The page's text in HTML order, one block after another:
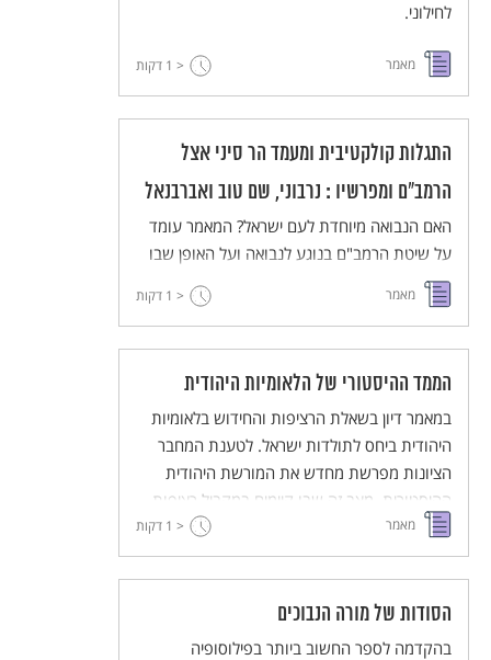
לחילוני.
מאמר < 1 דקות
התגלות קולקטיבית ומעמד הר סיני אצל
הרמב"ם ומפרשיו : נרבוני, שם טוב ואברבנאל
האם הנבואה מיוחדת לעם ישראל? המאמר עומד
על שיטת הרמב"ם בנוגע לנבואה ועל האופן שבו
הוא מסביר את מעמד הר סיני לאור שיטתו זו.
בהמשך מובאים דברי פרשי הרמב"ם המציגים
מאמר < 1 דקות
הממד ההיסטורי של הלאומיות היהודית
במאמר דיון בשאלת הרציפות והחידוש בלאומיות
היהודית ביחס לתולדות ישראל. לטענת המחבר
הציונות מפרשת מחדש את המורשת היהודית
ההיסטורית. מצב זה שבו קיימים במקביל רציפות
וחידוש אינו ייחודי ללאומיות היהודית והוא קיים גם
בתנועות הלאומיות של עמי אירופה. גיבושה של
זהות לאומית נזקק לחומרים מן העבר והמאמר
מביא דוגמאות לזיקה הציונית אל העבר.
מאמר < 1 דקות
הסודות של מורה הנבוכים
בהקדמה לספר החשוב ביותר בפילוסופיה